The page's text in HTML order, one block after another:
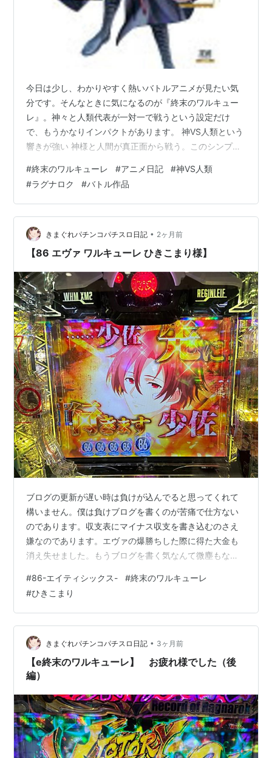
今日は少し、わかりやすく熱いバトルアニメが見たい気
分です。そんなときに気になるのが『終末のワルキュー
レ』。神々と人類代表が一対一で戦うという設定だけ
で、もうかなりインパクトがあります。 神VS人類という
響きが強い 神様と人間が真正面から戦う。このシンプル
らが勝つのかだけではなく、どう戦うのかを見たくなる
作品です。 対戦カードを見るだけで楽しい 『終末のワル
キューレ』には、神話や歴史で聞いたことのある名前が
登場します。その人物たちが作品の中でどんな姿にな
り、どんな戦いを見せるのか。対戦カードが発表される
ようなわくわく感があります。 熱い勝負をじっ…
#終末のワルキューレ #アニメ日記 #神VS人類
#ラグナロク #バトル作品
きまぐれパチンコパチスロ日記 • 2ヶ月前
【86 エヴァ ワルキューレ ひきこまり様】
ブログの更新が遅い時は負けが込んでると思ってくれて
構いません。僕は負けブログを書くのが苦痛で仕方ない
のであります。収支表にマイナス収支を書き込むのさえ
嫌なのであります。エヴァの爆勝ちした際に得た大金も
消え失せました。もうブログを書く気なんて微塵もない
（金曜日） 仕事帰りに某ホールに行きました。スマパチ
e86（エィティシックス）を打ち当りを一度も引く事が
できずマイナス2万負け。 少佐、先に逝きます（鬱） 5月
16日（土曜日） 朝から意気揚々と某ホールに乗り込みま
した。狙いは86。1万円使って先バレ鳴らず。嫌な予感が
して席を立ちます。エヴァ17…
#86-エイティシックス- #終末のワルキューレ
#ひきこまり
きまぐれパチンコパチスロ日記 • 3ヶ月前
【e終末のワルキューレ】 お疲れ様でした（後
編）